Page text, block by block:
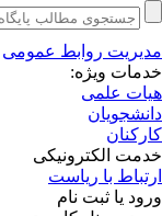
روابط عمومی
ویژه:
علمی
الکترونیکی
با ریاست
یا ثبت نام